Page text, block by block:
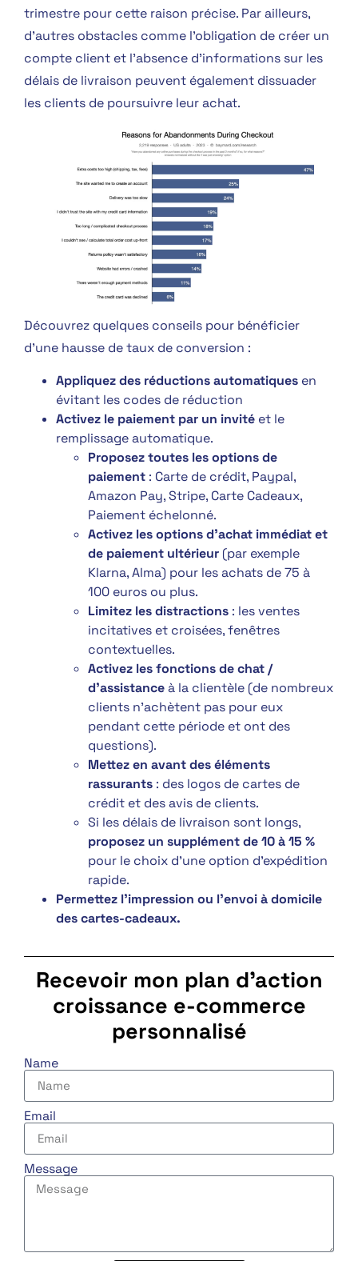
trimestre pour cette raison précise. Par ailleurs,
d’autres obstacles comme l’obligation de créer un
compte client et l’absence d’informations sur les
délais de livraison peuvent également dissuader
les clients de poursuivre leur achat.
Découvrez quelques conseils pour bénéficier
d’une hausse de taux de conversion :
Appliquez des réductions automatiques en
évitant les codes de réduction
Activez le paiement par un invité et le
remplissage automatique.
Proposez toutes les options de
paiement : Carte de crédit, Paypal,
Amazon Pay, Stripe, Carte Cadeaux,
Paiement échelonné.
Activez les options d’achat immédiat et
de paiement ultérieur (par exemple
Klarna, Alma) pour les achats de 75 à
100 euros ou plus.
Limitez les distractions : les ventes
incitatives et croisées, fenêtres
contextuelles.
Activez les fonctions de chat /
d’assistanceà la clientèle (de nombreux
clients n’achètent pas pour eux
pendant cette période et ont des
questions).
Mettez en avant des éléments
rassurants : des logos de cartes de
crédit et des avis de clients.
Si les délais de livraison sont longs,
proposez un supplément de 10 à 15 %
pour le choix d’une option d’expédition
rapide.
Permettez l’impression ou l’envoi à domicile
des cartes-cadeaux.
Recevoir mon plan d’action
croissance e-commerce
personnalisé
Name
Email
Message